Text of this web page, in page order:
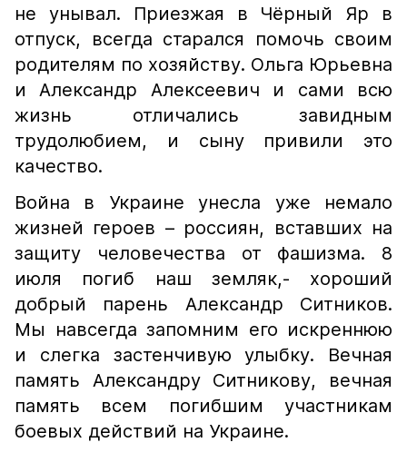
не унывал. Приезжая в Чёрный Яр в
отпуск, всегда старался помочь своим
родителям по хозяйству. Ольга Юрьевна
и Александр Алексеевич и сами всю
жизнь отличались завидным
трудолюбием, и сыну привили это
качество.
Война в Украине унесла уже немало
жизней героев – россиян, вставших на
защиту человечества от фашизма. 8
июля погиб наш земляк,- хороший
добрый парень Александр Ситников.
Мы навсегда запомним его искреннюю
и слегка застенчивую улыбку. Вечная
память Александру Ситникову, вечная
память всем погибшим участникам
боевых действий на Украине.